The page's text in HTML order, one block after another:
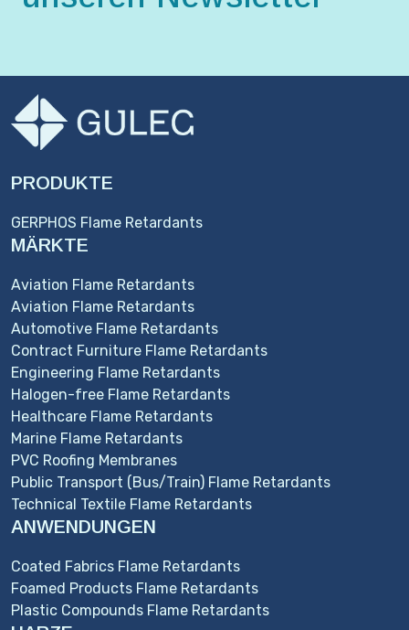
PRODUKTE
GERPHOS Flame Retardants
MÄRKTE
Aviation Flame Retardants
Aviation Flame Retardants
Automotive Flame Retardants
Contract Furniture Flame Retardants
Engineering Flame Retardants
Halogen-free Flame Retardants
Healthcare Flame Retardants
Marine Flame Retardants
PVC Roofing Membranes
Public Transport (Bus/Train) Flame Retardants
Technical Textile Flame Retardants
ANWENDUNGEN
Coated Fabrics Flame Retardants
Foamed Products Flame Retardants
Plastic Compounds Flame Retardants